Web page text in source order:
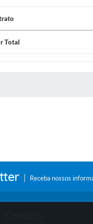
Total
Receba nossos